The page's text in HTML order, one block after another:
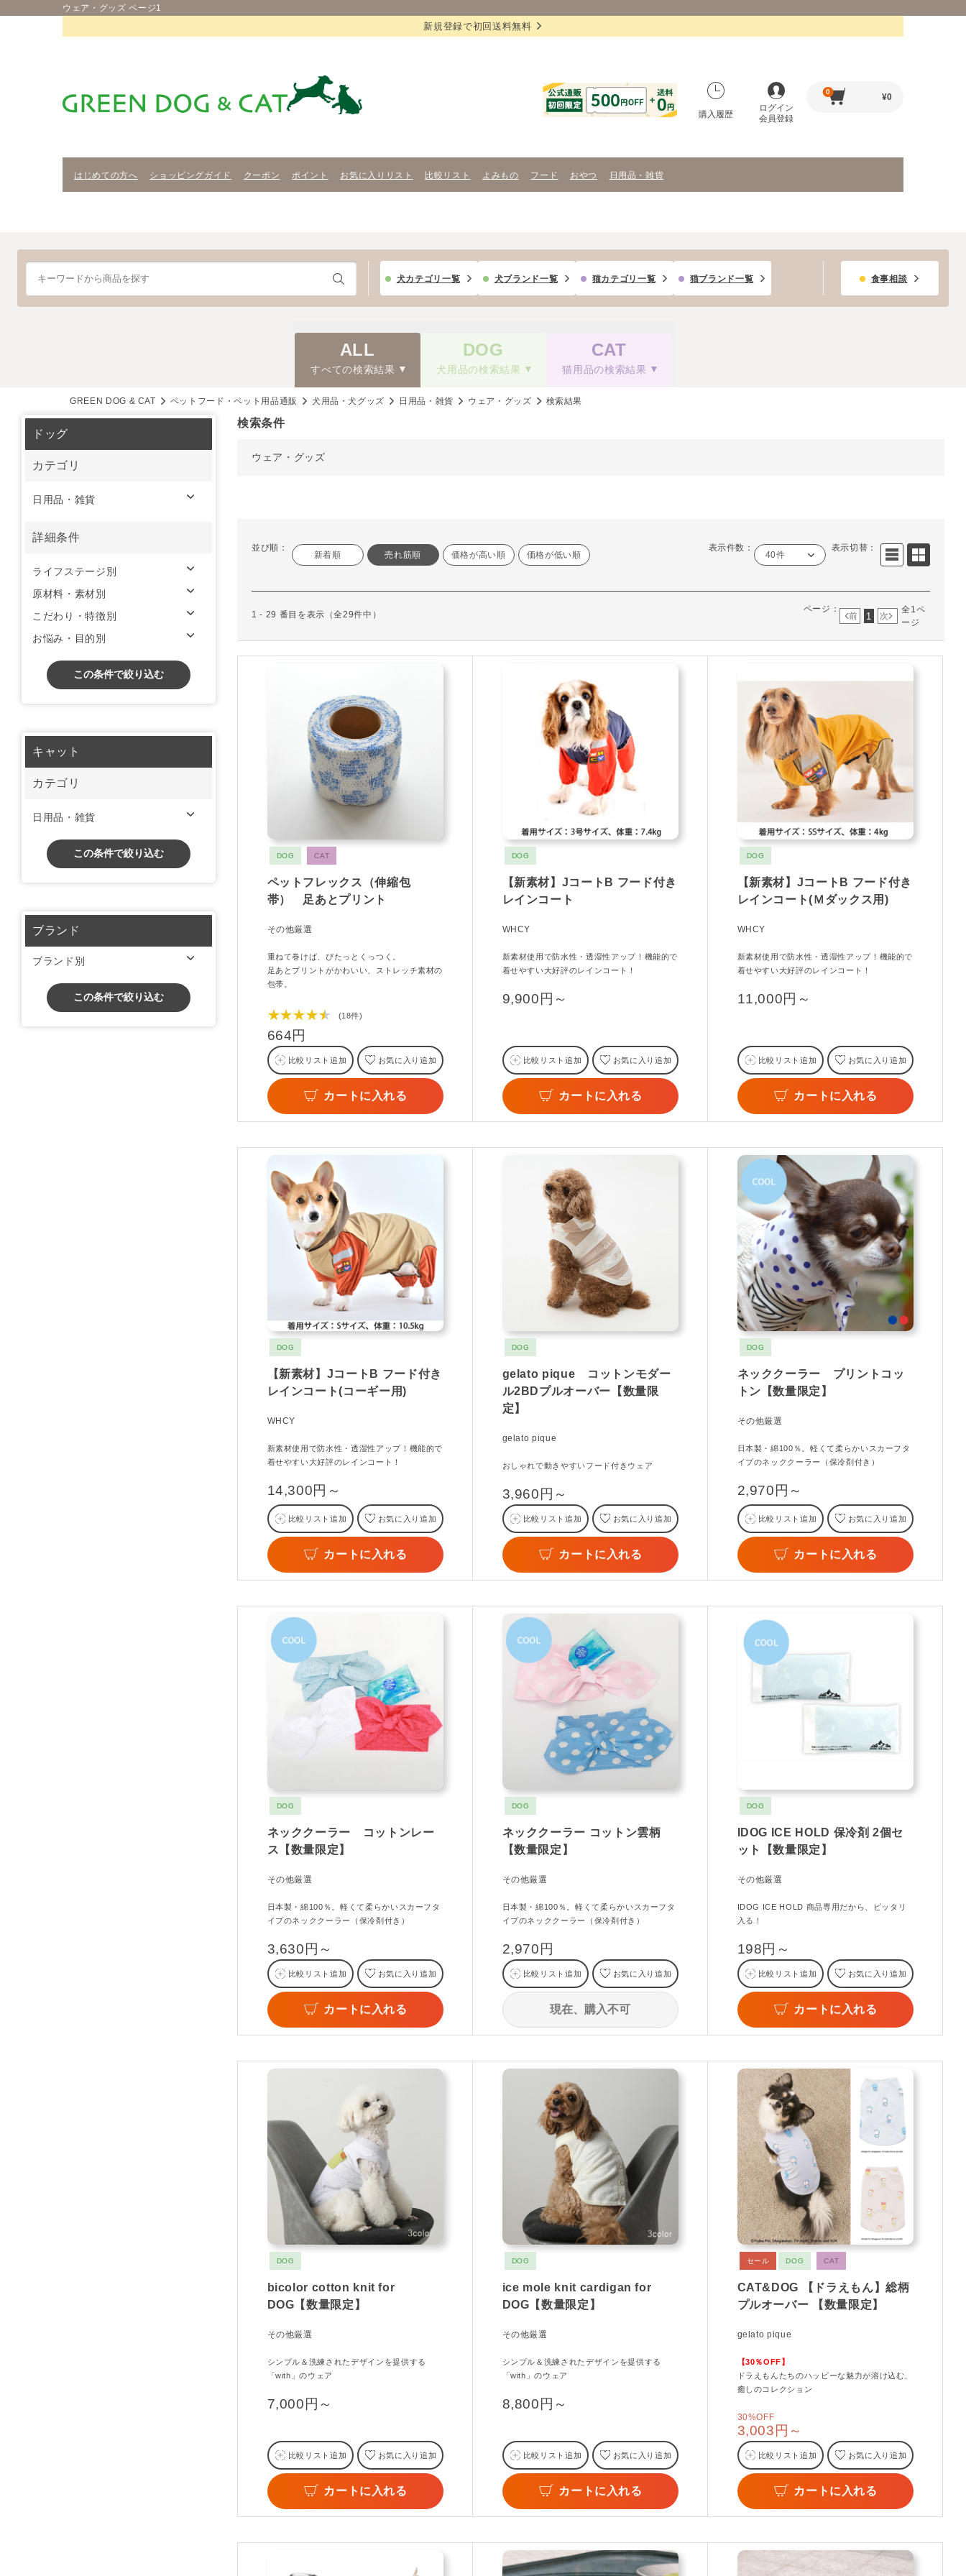
ウェア・グッズ ページ1
新規登録で初回送料無料
購入履歴
ログイン
会員登録
0
¥0
はじめての方へ ショッピングガイド クーポン ポイント お気に入りリスト 比較リスト よみもの フード おやつ 日用品・雑貨
犬カテゴリ一覧 犬ブランド一覧 猫カテゴリ一覧 猫ブランド一覧 食事相談
ALL
すべての検索結果
DOG
犬用品の検索結果
CAT
猫用品の検索結果
GREEN DOG & CAT ペットフード・ペット用品通販 犬用品・犬グッズ 日用品・雑貨 ウェア・グッズ 検索結果
検索条件
ウェア・グッズ
並び順：
新着順 売れ筋順 価格が高い順 価格が低い順
表示件数：
40件
表示切替：
1 - 29 番目を表示（全29件中）
ページ：
前 1 次
全1ペ
ージ
DOG CAT
ペットフレックス（伸縮包
帯） 足あとプリント
その他厳選
重ねて巻けば、ぴたっとくっつく。
足あとプリントがかわいい、ストレッチ素材の
包帯。
★★★★★ (18件)
664円
比較リスト追加 お気に入り追加
カートに入れる
DOG
【新素材】JコートB フード付き
レインコート
WHCY
新素材使用で防水性・透湿性アップ！機能的で
着せやすい大好評のレインコート！
9,900円～
比較リスト追加 お気に入り追加
カートに入れる
DOG
【新素材】JコートB フード付き
レインコート(Ｍダックス用)
WHCY
新素材使用で防水性・透湿性アップ！機能的で
着せやすい大好評のレインコート！
11,000円～
比較リスト追加 お気に入り追加
カートに入れる
DOG
【新素材】JコートB フード付き
レインコート(コーギー用)
WHCY
新素材使用で防水性・透湿性アップ！機能的で
着せやすい大好評のレインコート！
14,300円～
比較リスト追加 お気に入り追加
カートに入れる
DOG
gelato pique コットンモダー
ル2BDプルオーバー【数量限
定】
gelato pique
おしゃれで動きやすいフード付きウェア
3,960円～
比較リスト追加 お気に入り追加
カートに入れる
DOG
ネッククーラー プリントコッ
トン【数量限定】
その他厳選
日本製・綿100％。軽くて柔らかいスカーフタ
イプのネッククーラー（保冷剤付き）
2,970円～
比較リスト追加 お気に入り追加
カートに入れる
DOG
ネッククーラー コットンレー
ス【数量限定】
その他厳選
日本製・綿100％。軽くて柔らかいスカーフタ
イプのネッククーラー（保冷剤付き）
3,630円～
比較リスト追加 お気に入り追加
カートに入れる
DOG
ネッククーラー コットン雲柄
【数量限定】
その他厳選
日本製・綿100％。軽くて柔らかいスカーフタ
イプのネッククーラー（保冷剤付き）
2,970円
比較リスト追加 お気に入り追加
現在、購入不可
DOG
IDOG ICE HOLD 保冷剤 2個セ
ット【数量限定】
その他厳選
IDOG ICE HOLD 商品専用だから、ピッタリ
入る！
198円～
比較リスト追加 お気に入り追加
カートに入れる
DOG
bicolor cotton knit for
DOG【数量限定】
その他厳選
シンプル＆洗練されたデザインを提供する
「with」のウェア
7,000円～
比較リスト追加 お気に入り追加
カートに入れる
DOG
ice mole knit cardigan for
DOG【数量限定】
その他厳選
シンプル＆洗練されたデザインを提供する
「with」のウェア
8,800円～
比較リスト追加 お気に入り追加
カートに入れる
セール DOG CAT
CAT&DOG 【ドラえもん】総柄
プルオーバー 【数量限定】
gelato pique
【30％OFF】
ドラえもんたちのハッピーな魅力が溶け込む、
癒しのコレクション
30%OFF
3,003円～
比較リスト追加 お気に入り追加
カートに入れる
ドッグ
カテゴリ
日用品・雑貨
詳細条件
ライフステージ別
原材料・素材別
こだわり・特徴別
お悩み・目的別
この条件で絞り込む
キャット
カテゴリ
日用品・雑貨
この条件で絞り込む
ブランド
ブランド別
この条件で絞り込む